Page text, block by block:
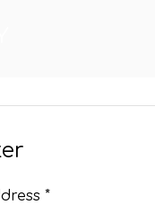
*